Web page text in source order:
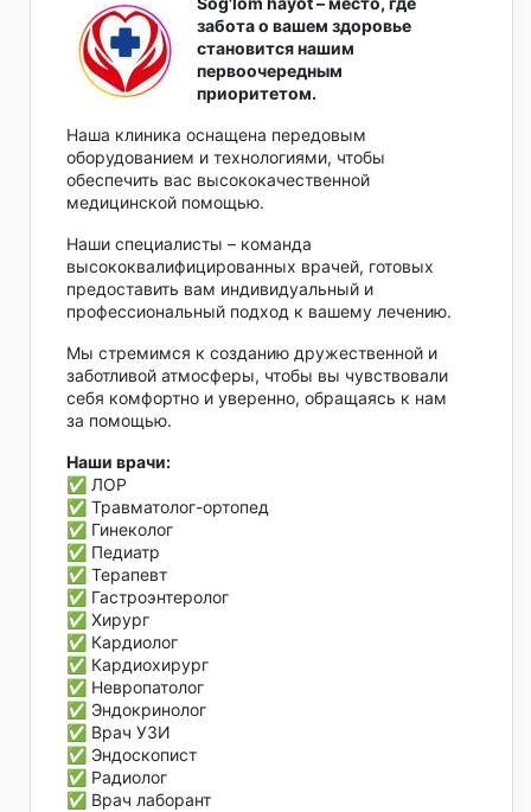
забота о вашем здоровье
становится нашим
первоочередным
приоритетом.
Наша клиника оснащена передовым
оборудованием и технологиями, чтобы
обеспечить вас высококачественной
медицинской помощью.
Наши специалисты – команда
высококвалифицированных врачей, готовых
предоставить вам индивидуальный и
профессиональный подход к вашему лечению.
Мы стремимся к созданию дружественной и
заботливой атмосферы, чтобы вы чувствовали
себя комфортно и уверенно, обращаясь к нам
за помощью.
Наши врачи:
✅ ЛОР
✅ Травматолог-ортопед
✅ Гинеколог
✅ Педиатр
✅ Терапевт
✅ Гастроэнтеролог
✅ Хирург
✅ Кардиолог
✅ Кардиохирург
✅ Невропатолог
✅ Эндокринолог
✅ Врач УЗИ
✅ Эндоскопист
✅ Радиолог
✅ Врач лаборант